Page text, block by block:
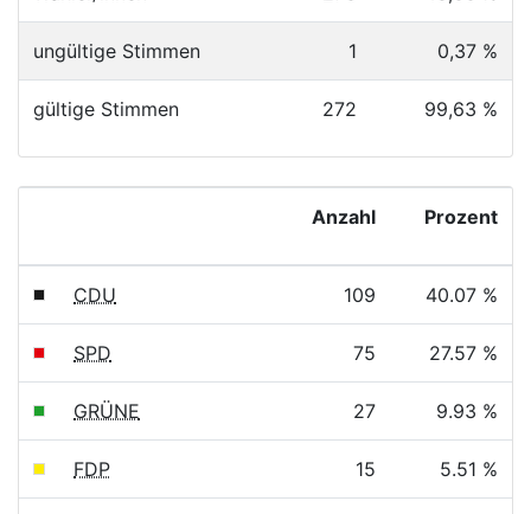
ungültige Stimmen 1 0,37 %
gültige Stimmen 272 99,63 %
Anzahl Prozent
CDU 109 40.07 %
SPD 75 27.57 %
GRÜNE 27 9.93 %
FDP 15 5.51 %